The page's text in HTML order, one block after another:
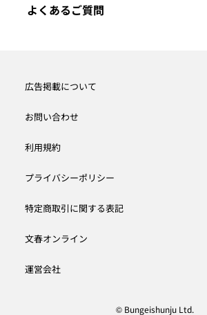
よくあるご質問
広告掲載について
お問い合わせ
利用規約
プライバシーポリシー
特定商取引に関する表記
文春オンライン
運営会社
© Bungeishunju Ltd.